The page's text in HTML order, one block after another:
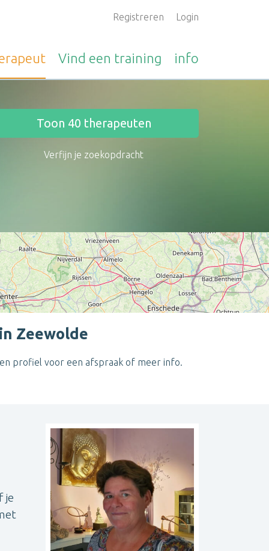
Registreren Login
Vind een training info
Toon 40 therapeuten
Verfijn je zoekopdracht
Zeewolde
profiel voor een afspraak of meer info.
je